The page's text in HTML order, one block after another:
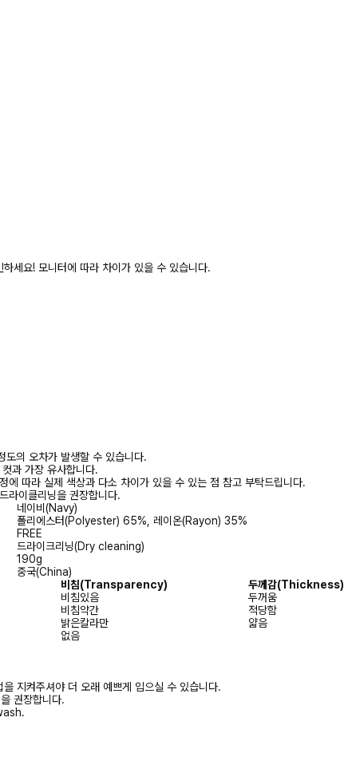
세요! 모니터에 따라 차이가 있을 수 있습니다.
의 오차가 발생할 수 있습니다.
과 가장 유사합니다.
에 따라 실제 색상과 다소 차이가 있을 수 있는 점 참고 부탁드립니다.
라이클리닝을 권장합니다.
네이비(Navy)
폴리에스터(Polyester) 65%, 레이온(Rayon) 35%
FREE
드라이크리닝(Dry cleaning)
190g
중국(China)
비침(Transparency) 두께감(Thickness)
비침있음 두꺼움
비침약간 적당함
밝은칼라만 얇음
없음
지켜주셔야 더 오래 예쁘게 입으실 수 있습니다.
권장합니다.